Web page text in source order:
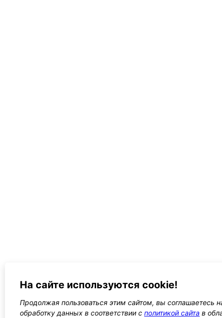
На сайте используются cookie!
Продолжая пользоваться этим сайтом, вы соглашаетесь
обработку данных в соответствии с политикой сайта в